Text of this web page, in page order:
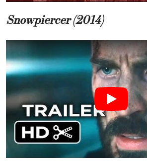
Snowpiercer (2014)